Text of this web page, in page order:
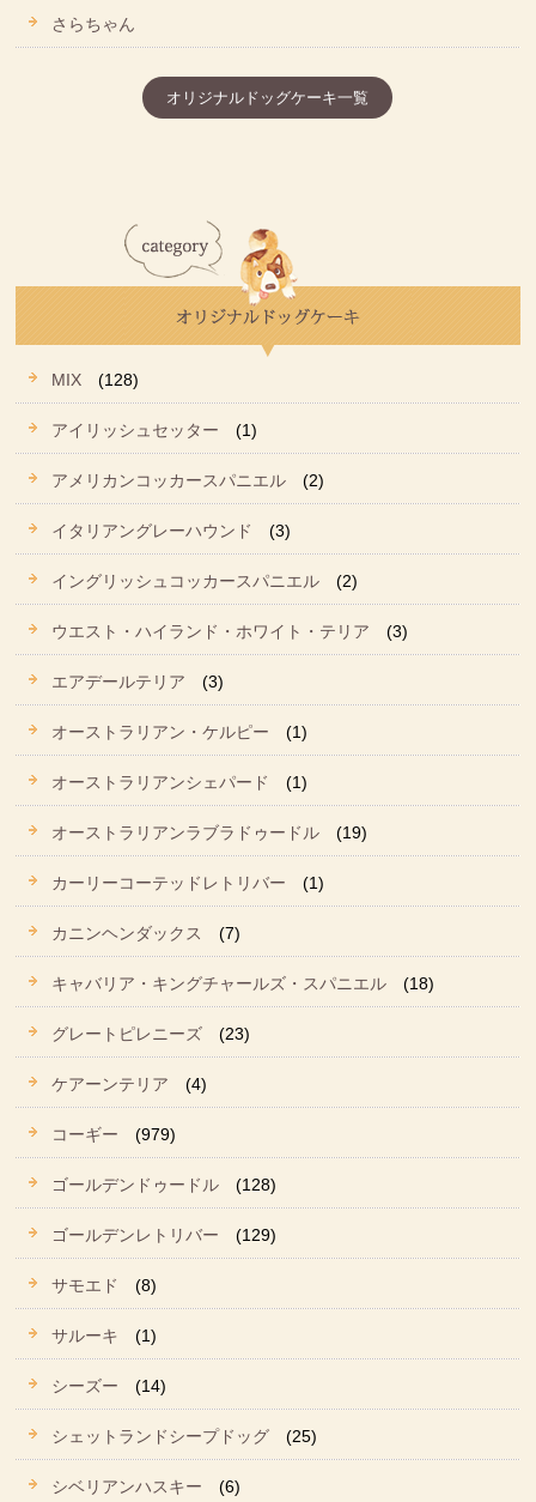
さらちゃん
オリジナルドッグケーキ一覧
MIX (128)
アイリッシュセッター (1)
アメリカンコッカースパニエル (2)
イタリアングレーハウンド (3)
イングリッシュコッカースパニエル (2)
ウエスト・ハイランド・ホワイト・テリア (3)
エアデールテリア (3)
オーストラリアン・ケルピー (1)
オーストラリアンシェパード (1)
オーストラリアンラブラドゥードル (19)
カーリーコーテッドレトリバー (1)
カニンヘンダックス (7)
キャバリア・キングチャールズ・スパニエル (18)
グレートピレニーズ (23)
ケアーンテリア (4)
コーギー (979)
ゴールデンドゥードル (128)
ゴールデンレトリバー (129)
サモエド (8)
サルーキ (1)
シーズー (14)
シェットランドシープドッグ (25)
シベリアンハスキー (6)